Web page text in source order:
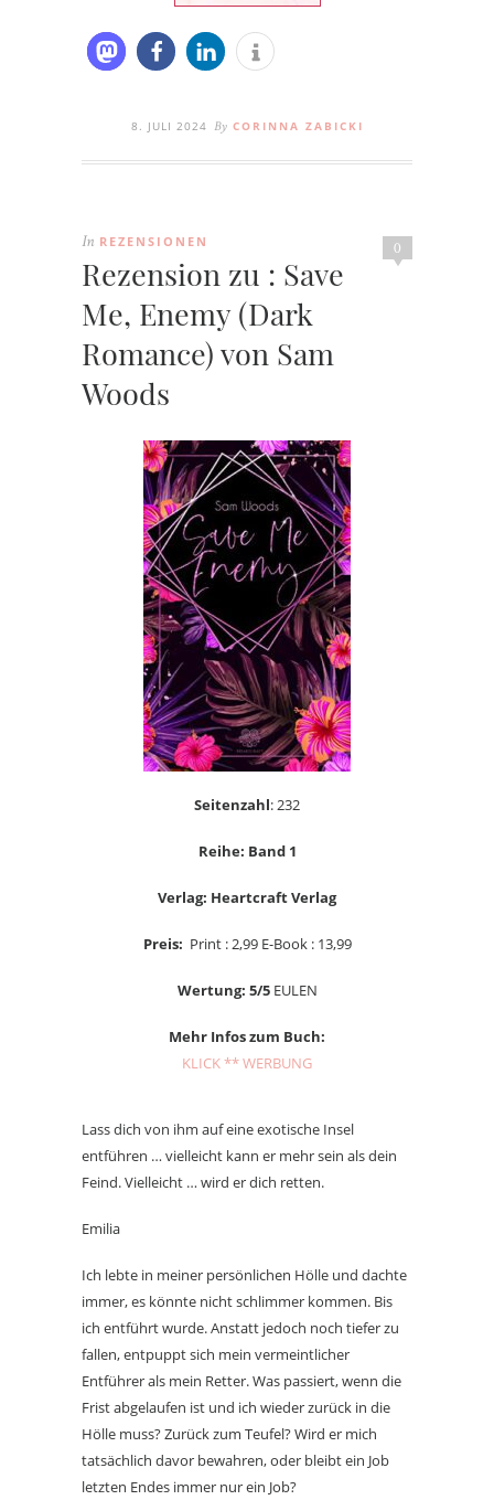
8. JULI 2024 By CORINNA ZABICKI
0
In REZENSIONEN
Rezension zu : Save
Me, Enemy (Dark
Romance) von Sam
Woods
Seitenzahl: 232
Reihe: Band 1
Verlag: Heartcraft Verlag
Preis: Print : 2,99 E-Book : 13,99
Wertung: 5/5EULEN
Mehr Infos zum Buch:
KLICK ** WERBUNG
Lass dich von ihm auf eine exotische Insel
entführen … vielleicht kann er mehr sein als dein
Feind. Vielleicht … wird er dich retten.
Emilia
Ich lebte in meiner persönlichen Hölle und dachte
immer, es könnte nicht schlimmer kommen. Bis
ich entführt wurde. Anstatt jedoch noch tiefer zu
fallen, entpuppt sich mein vermeintlicher
Entführer als mein Retter. Was passiert, wenn die
Frist abgelaufen ist und ich wieder zurück in die
Hölle muss? Zurück zum Teufel? Wird er mich
tatsächlich davor bewahren, oder bleibt ein Job
letzten Endes immer nur ein Job?